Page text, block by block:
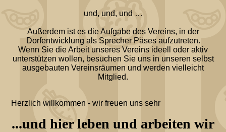
und, und, und …
Außerdem ist es die Aufgabe des Vereins, in der
Dorfentwicklung als Sprecher Päses aufzutreten.
Wenn Sie die Arbeit unseres Vereins ideell oder aktiv
unterstützen wollen, besuchen Sie uns in unseren selbst
ausgebauten Vereinsräumen und werden vielleicht
Mitglied.
Herzlich willkommen - wir freuen uns sehr
...und hier leben und arbeiten wir